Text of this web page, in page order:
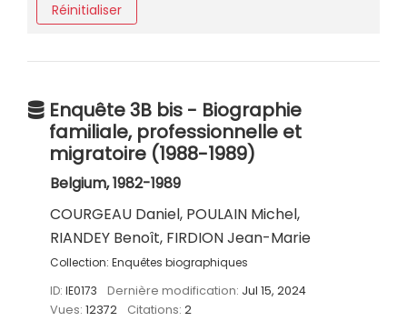
Réinitialiser
Enquête 3B bis - Biographie
familiale, professionnelle et
migratoire (1988-1989)
Belgium, 1982-1989
COURGEAU Daniel, POULAIN Michel,
RIANDEY Benoît, FIRDION Jean-Marie
Collection: Enquêtes biographiques
ID: IE0173 Dernière modification: Jul 15, 2024
Vues: 12372 Citations: 2